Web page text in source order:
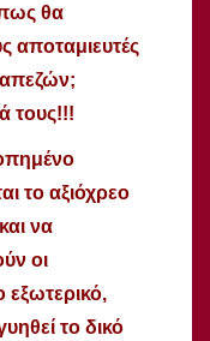
θα
αποταμιευτές
τους!!!
το αξιόχρεο
να
οι
εξωτερικό,
το δικό